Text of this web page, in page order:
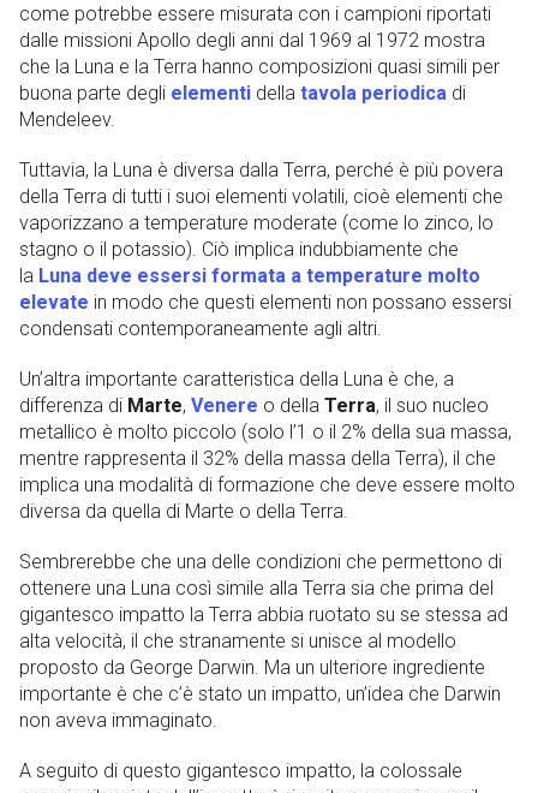
come potrebbe essere misurata con i campioni riportati
dalle missioni Apollo degli anni dal 1969 al 1972 mostra
che la Luna e la Terra hanno composizioni quasi simili per
buona parte degli elementi della tavola periodica di
Mendeleev.
Tuttavia, la Luna è diversa dalla Terra, perché è più povera
della Terra di tutti i suoi elementi volatili, cioè elementi che
vaporizzano a temperature moderate (come lo zinco, lo
stagno o il potassio). Ciò implica indubbiamente che
la Luna deve essersi formata a temperature molto
elevate in modo che questi elementi non possano essersi
condensati contemporaneamente agli altri.
Un’altra importante caratteristica della Luna è che, a
differenza di Marte, Venere o della Terra, il suo nucleo
metallico è molto piccolo (solo l’1 o il 2% della sua massa,
mentre rappresenta il 32% della massa della Terra), il che
implica una modalità di formazione che deve essere molto
diversa da quella di Marte o della Terra.
Sembrerebbe che una delle condizioni che permettono di
ottenere una Luna così simile alla Terra sia che prima del
gigantesco impatto la Terra abbia ruotato su se stessa ad
alta velocità, il che stranamente si unisce al modello
proposto da George Darwin. Ma un ulteriore ingrediente
importante è che c’è stato un impatto, un’idea che Darwin
non aveva immaginato.
A seguito di questo gigantesco impatto, la colossale